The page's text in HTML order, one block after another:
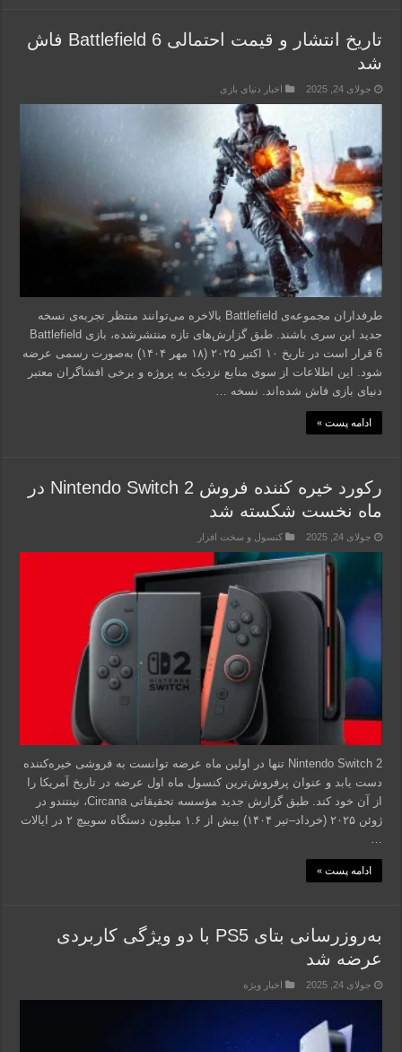
تاریخ انتشار و قیمت احتمالی Battlefield 6 فاش
شد
جولای 24, 2025 اخبار دنیای بازی
طرفداران مجموعه‌ی Battlefield بالاخره می‌توانند منتظر تجربه‌ی نسخه
جدید این سری باشند. طبق گزارش‌های تازه منتشرشده، بازی Battlefield
6 قرار است در تاریخ ۱۰ اکتبر ۲۰۲۵ (۱۸ مهر ۱۴۰۴) به‌صورت رسمی عرضه
شود. این اطلاعات از سوی منابع نزدیک به پروژه و برخی افشاگران معتبر
دنیای بازی فاش شده‌اند. نسخه …
ادامه پست »
رکورد خیره کننده فروش Nintendo Switch 2 در
ماه نخست شکسته شد
جولای 24, 2025 کنسول و سخت افزار
Nintendo Switch 2 تنها در اولین ماه عرضه‌ توانست به فروشی خیره‌کننده
دست یابد و عنوان پرفروش‌ترین کنسول ماه اول عرضه در تاریخ آمریکا را
از آن خود کند. طبق گزارش جدید مؤسسه تحقیقاتی Circana، نینتندو در
ژوئن ۲۰۲۵ (خرداد–تیر ۱۴۰۴) بیش از ۱.۶ میلیون دستگاه سوییچ ۲ در ایالات
ادامه پست »
به‌روزرسانی بتای PS5 با دو ویژگی کاربردی
عرضه شد
جولای 24, 2025 اخبار ویژه